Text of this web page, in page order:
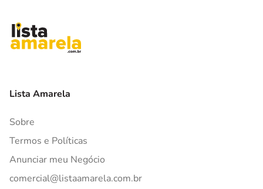
Lista Amarela
Sobre
Termos e Políticas
Anunciar meu Negócio
comercial@listaamarela.com.br